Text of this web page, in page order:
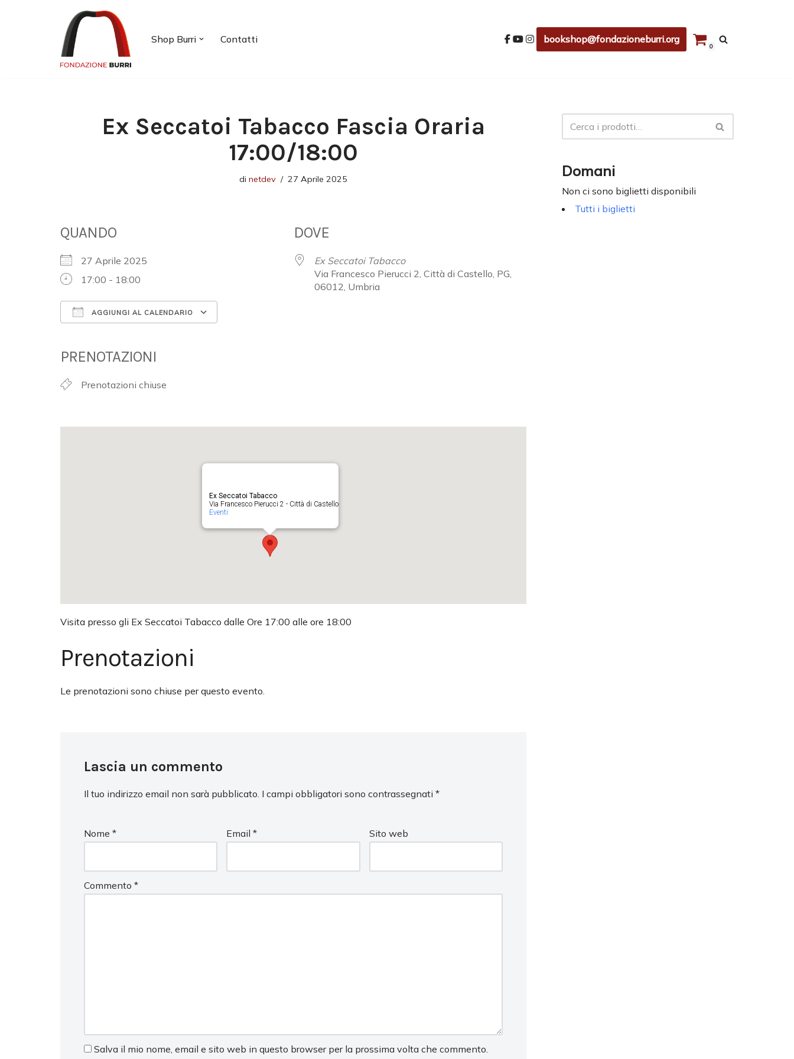
Shop Burri Contatti bookshop@fondazioneburri.org
0
Ex Seccatoi Tabacco Fascia Oraria
17:00/18:00
di netdev 27 Aprile 2025
QUANDO
27 Aprile 2025
17:00 - 18:00
AGGIUNGI AL CALENDARIO
PRENOTAZIONI
Prenotazioni chiuse
DOVE
Ex Seccatoi Tabacco
Via Francesco Pierucci 2, Città di Castello, PG,
06012, Umbria
Ex Seccatoi Tabacco
Via Francesco Pierucci 2 - Città di Castello
Eventi
Visita presso gli Ex Seccatoi Tabacco dalle Ore 17:00 alle ore 18:00
Prenotazioni
Le prenotazioni sono chiuse per questo evento.
Lascia un commento
Il tuo indirizzo email non sarà pubblicato. I campi obbligatori sono contrassegnati *
Nome * Email* Sito web
Commento *
Salva il mio nome, email e sito web in questo browser per la prossima volta che commento.
Domani
Non ci sono biglietti disponibili
Tutti i biglietti